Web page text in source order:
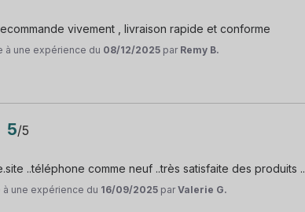
vivement , livraison rapide et conforme
à une expérience du 08/12/2025 par Remy B.
5/5
..téléphone comme neuf ..très satisfaite des produits ..
à une expérience du 16/09/2025 parValerie G.